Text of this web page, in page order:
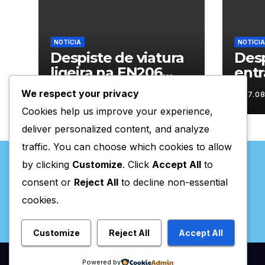
NOTÍCIA
Despiste de viatura
ligeira na EN206
junto ao
cruzamento Fornos
do Pinhal
07.08.2026
NOTÍCIA
Valpaços Online
We respect your privacy
Cookies help us improve your experience,
deliver personalized content, and analyze
traffic. You can choose which cookies to allow
by clicking Customize. Click Accept All to
consent or Reject All to decline non-essential
cookies.
Customize Reject All Accept All
Powered by